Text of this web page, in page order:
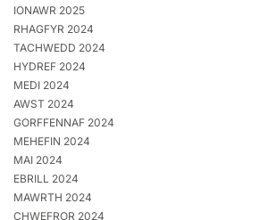
IONAWR 2025
RHAGFYR 2024
TACHWEDD 2024
HYDREF 2024
MEDI 2024
AWST 2024
GORFFENNAF 2024
MEHEFIN 2024
MAI 2024
EBRILL 2024
MAWRTH 2024
CHWEFROR 2024